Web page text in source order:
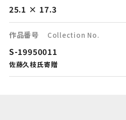
25.1 × 17.3
作品番号 Collection No.
S-19950011
佐藤久枝氏寄贈